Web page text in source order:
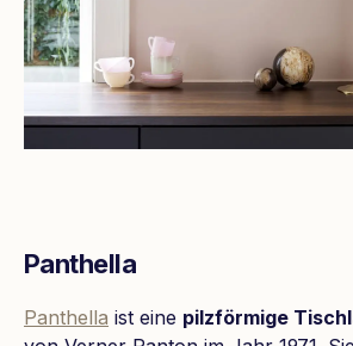
Panthella
Panthella ist eine pilzförmige